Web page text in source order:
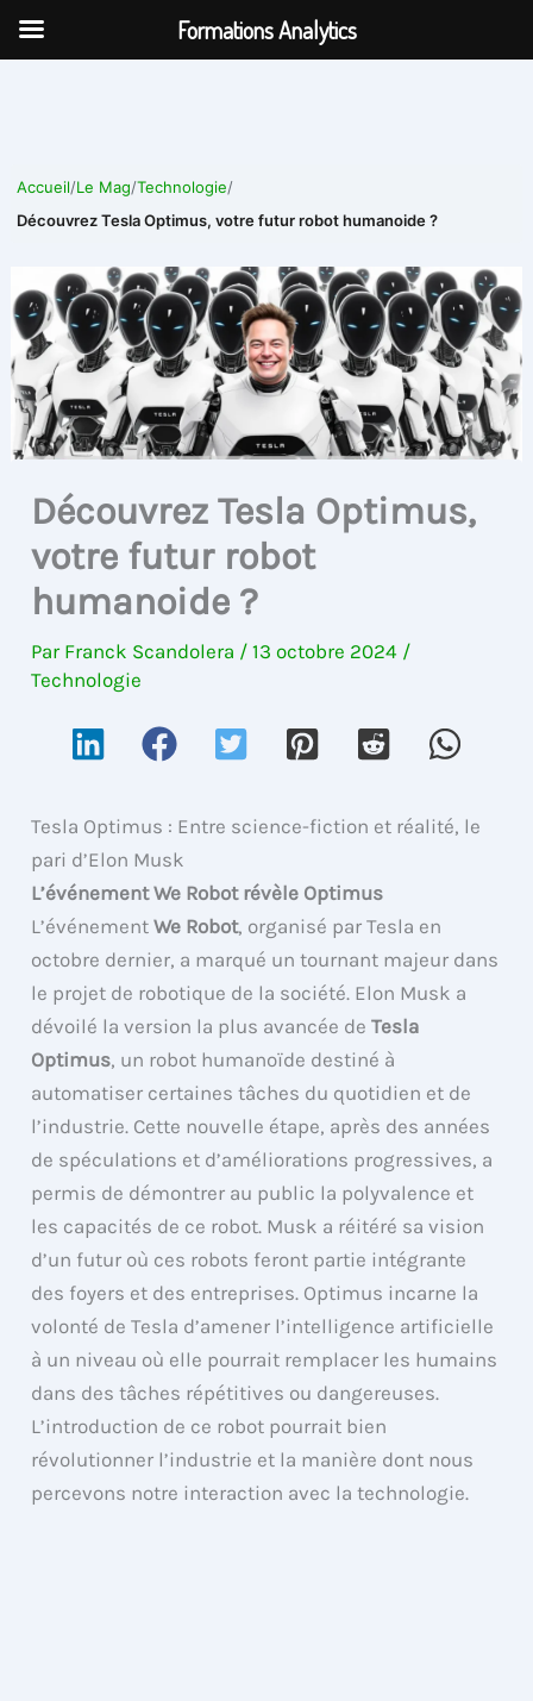
Aller
Accueil/Le Mag/Technologie/
Découvrez Tesla Optimus, votre futur robot humanoide ?
Découvrez Tesla Optimus,
votre futur robot
humanoide ?
Par Franck Scandolera /13 octobre 2024 /
Technologie
Tesla Optimus : Entre science-fiction et réalité, le
pari d’Elon Musk
L’événement We Robot révèle Optimus
L’événementWe Robot, organisé par Tesla en
octobre dernier, a marqué un tournant majeur dans
le projet de robotique de la société. Elon Musk a
dévoilé la version la plus avancée deTesla
Optimus, un robot humanoïde destiné à
automatiser certaines tâches du quotidien et de
l’industrie. Cette nouvelle étape, après des années
de spéculations et d’améliorations progressives, a
permis de démontrer au public la polyvalence et
les capacités de ce robot. Musk a réitéré sa vision
d’un futur où ces robots feront partie intégrante
des foyers et des entreprises. Optimus incarne la
volonté de Tesla d’amener l’intelligence artificielle
à un niveau où elle pourrait remplacer les humains
dans des tâches répétitives ou dangereuses.
L’introduction de ce robot pourrait bien
révolutionner l’industrie et la manière dont nous
percevons notre interaction avec la technologie.
Formations Analytics